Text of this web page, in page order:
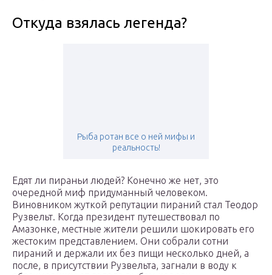
Откуда взялась легенда?
Рыба ротан все о ней мифы и
реальность!
Едят ли пираньи людей? Конечно же нет, это
очередной миф придуманный человеком.
Виновником жуткой репутации пираний стал Теодор
Рузвельт. Когда президент путешествовал по
Амазонке, местные жители решили шокировать его
жестоким представлением. Они собрали сотни
пираний и держали их без пищи несколько дней, а
после, в присутствии Рузвельта, загнали в воду к